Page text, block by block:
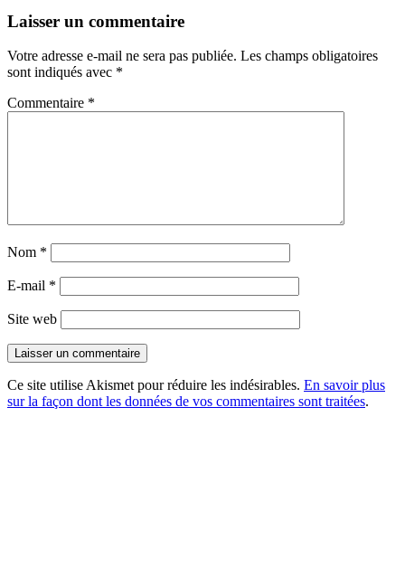
Laisser un commentaire
Votre adresse e-mail ne sera pas publiée. Les champs obligatoires
sont indiqués avec *
Commentaire *
Nom *
E-mail *
Site web
Ce site utilise Akismet pour réduire les indésirables. En savoir plus
sur la façon dont les données de vos commentaires sont traitées.